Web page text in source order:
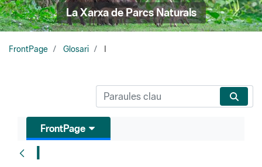
La Xarxa de Parcs Naturals
FrontPage Glosari
FrontPage
I